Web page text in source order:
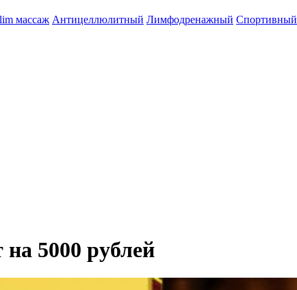
массаж Антицеллюлитный Лимфодренажный Спортивный
5000 рублей